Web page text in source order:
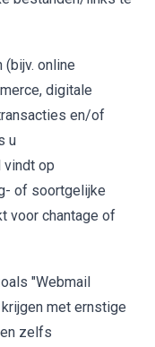
online
digitale
en/of
u
op
of soortgelijke
voor chantage of
"Webmail
met ernstige
zelfs